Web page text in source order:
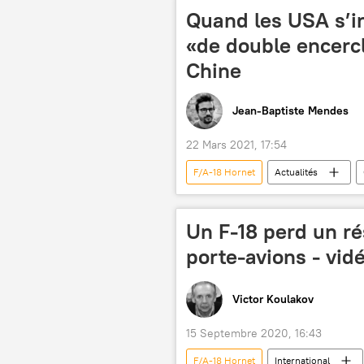
Quand les USA
«de double
Chine
Jean-Baptiste Mendes
22 Mars 2021, 17:54
F/A-18 Hornet Actualités
Mike Pompeo
Antony Blinken
Un F-18 perd un
porte-avions -
Victor Koulakov
15 Septembre 2020, 16:43
F/A-18 Hornet International